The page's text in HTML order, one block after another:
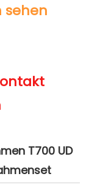
sehen
T700 UD